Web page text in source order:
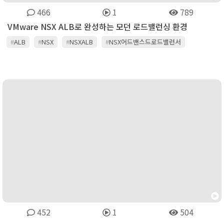
466 1
789
VMware NSX ALB로 완성하는 모던 로드밸런싱 환경
#ALB #NSX #NSXALB #NSX어드밴스드로드밸런서
452 1
504